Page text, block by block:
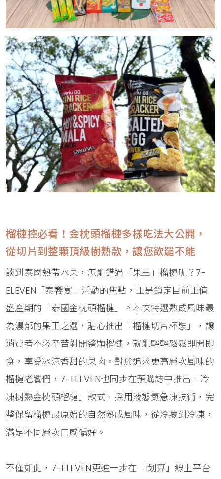
榴槤控必看！金枕頭榴槤多樣吃法大公開，
從切片到整顆頂級樹熟款，讓您欲罷不能
談到泰國熱帶水果，怎能錯過「果王」榴槤呢？7-
ELEVEN「泰饗宴」活動的焦點，正是鎖定目前正值
盛產期的「泰國金枕頭榴槤」。本次特選熟成風味最
為濃郁的果王之選，貼心推出「榴槤切片杯裝」，讓
消費者不必辛苦剝開整顆榴槤，就能輕輕鬆鬆即開即
食，享受冰涼香甜的果肉。對於追求更高層次風味的
榴槤老饕們，7-ELEVEN也同步在預購誌中推出「冷
凍樹熟金枕頭榴槤」款式，採用液態氮急凍技術，完
整保留榴槤最原始的自然熟成風味，從冷藏到冷凍，
滿足不同層次口感偏好。
不僅如此，7-ELEVEN更進一步在「i划算」線上平台